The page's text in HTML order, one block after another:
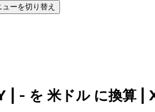
ューを切り替え
| - を 米ドル に換算 |